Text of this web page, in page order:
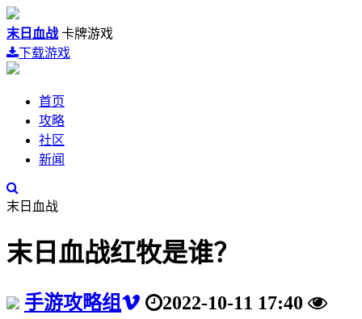
末日血战 卡牌游戏
下载游戏
首页
攻略
社区
新闻
末日血战
末日血战红牧是谁？
手游攻略组
2022-10-11 17:40